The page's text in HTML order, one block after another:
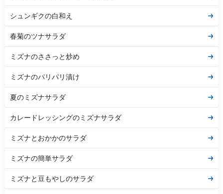
シュンギクの白和え
春菊のツナサラダ
ミズナのささっと炒め
ミズナのパリパリ漬け
夏のミズナサラダ
カレードレッシングのミズナサラダ
ミズナとおかかのサラダ
ミズナの簡単サラダ
ミズナと豆もやしのサラダ